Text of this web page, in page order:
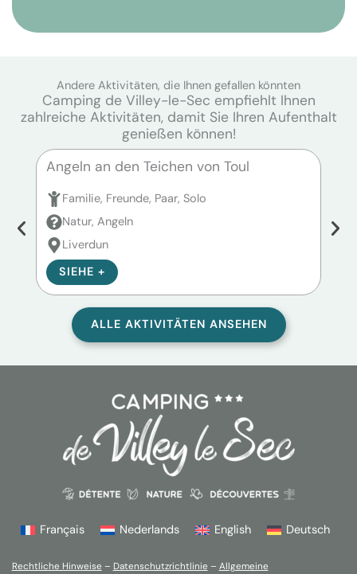
Andere Aktivitäten, die Ihnen gefallen könnten
Camping de Villey-le-Sec empfiehlt Ihnen
zahlreiche Aktivitäten, damit Sie Ihren Aufenthalt
genießen können!
Angeln an den Teichen von Toul
Familie, Freunde, Paar, Solo
Natur, Angeln
Liverdun
SIEHE +
ALLE AKTIVITÄTEN ANSEHEN
Français Nederlands English Deutsch
Rechtliche Hinweise – Datenschutzrichtlinie – Allgemeine